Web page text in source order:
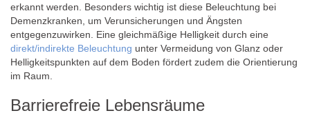
erkannt werden. Besonders wichtig ist diese Beleuchtung bei
Demenzkranken, um Verunsicherungen und Ängsten
entgegenzuwirken. Eine gleichmäßige Helligkeit durch eine
direkt/indirekte Beleuchtung unter Vermeidung von Glanz oder
Helligkeitspunkten auf dem Boden fördert zudem die Orientierung
im Raum.
Barrierefreie Lebensräume